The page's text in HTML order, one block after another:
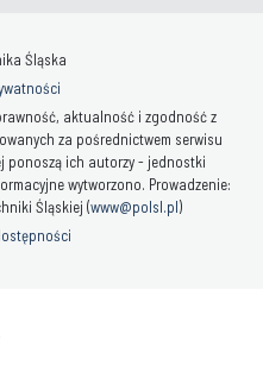
Śląska
aktualność i zgodność z
za pośrednictwem serwisu
ponoszą ich autorzy - jednostki
wytworzono. Prowadzenie:
Śląskiej (www@polsl.pl)